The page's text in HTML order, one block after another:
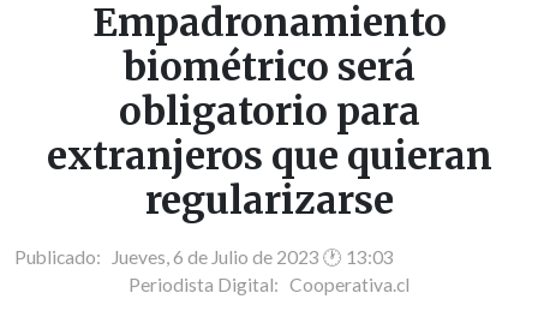
Empadronamiento
biométrico será
obligatorio para
extranjeros que quieran
regularizarse
Publicado: Jueves, 6 de Julio de 2023 🕐 13:03
Periodista Digital: Cooperativa.cl